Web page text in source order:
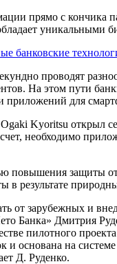
прямо с кончика
уникальными
банковские
проводят
На этом пути
приложений для
Kyoritsu открыл
необходимо
повышения защиты
в результате
от зарубежных и
Банка» Дмитрия
пилотного
и основана на
Д. Руденко.